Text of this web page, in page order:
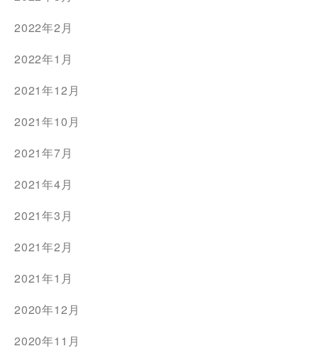
2022年2月
2022年1月
2021年12月
2021年10月
2021年7月
2021年4月
2021年3月
2021年2月
2021年1月
2020年12月
2020年11月